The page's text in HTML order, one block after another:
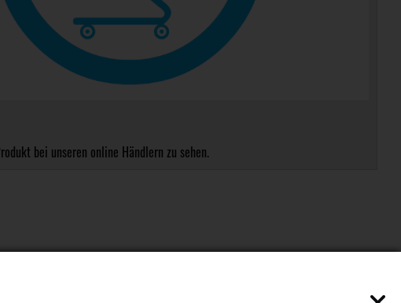
bei unseren online Händlern zu sehen.